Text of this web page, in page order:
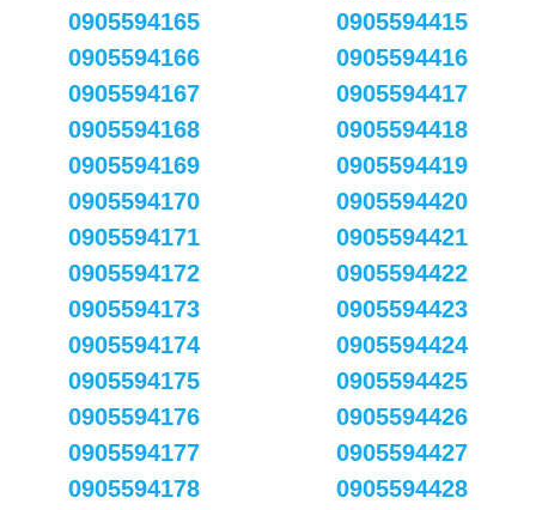
0905594165
0905594166
0905594167
0905594168
0905594169
0905594170
0905594171
0905594172
0905594173
0905594174
0905594175
0905594176
0905594177
0905594178
0905594415
0905594416
0905594417
0905594418
0905594419
0905594420
0905594421
0905594422
0905594423
0905594424
0905594425
0905594426
0905594427
0905594428